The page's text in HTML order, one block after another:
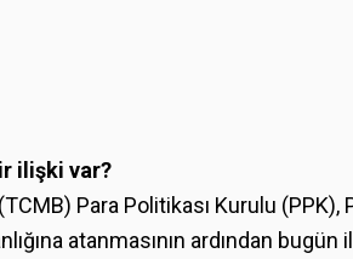
ilişki var?
Para Politikası Kurulu (PPK),
atanmasının ardından